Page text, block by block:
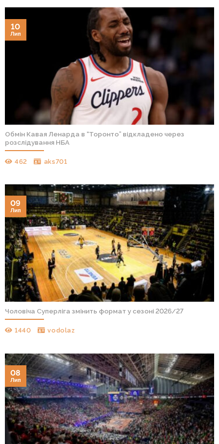
Обмін Кавая Ленарда в “Торонто” відкладено через
розслідування НБА
462 aks701
10
Лип
Чоловіча Суперліга змінить формат у сезоні 2026/27
1440 vodolaz
09
Лип
08
Лип